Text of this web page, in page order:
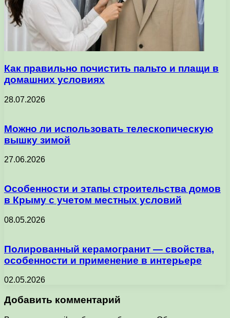
Как правильно почистить пальто и плащи в
домашних условиях
28.07.2026
Можно ли использовать телескопическую
вышку зимой
27.06.2026
Особенности и этапы строительства домов
в Крыму с учетом местных условий
08.05.2026
Полированный керамогранит — свойства,
особенности и применение в интерьере
02.05.2026
Добавить комментарий